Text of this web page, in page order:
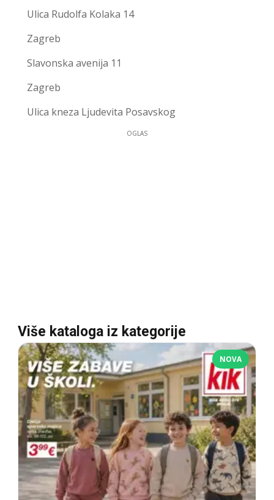
Ulica Rudolfa Kolaka 14
Zagreb
Slavonska avenija 11
Zagreb
Ulica kneza Ljudevita Posavskog
OGLAS
Više kataloga iz kategorije
NOVA